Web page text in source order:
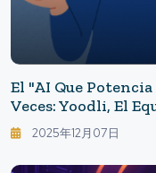
El "AI Que
Veces: Yoodli, El
De Google, Supera
De Dólares. La "IA
La Capacitación
2025年12月07日